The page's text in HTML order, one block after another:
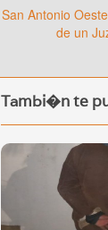
San Antonio
de un
Tambi�n te